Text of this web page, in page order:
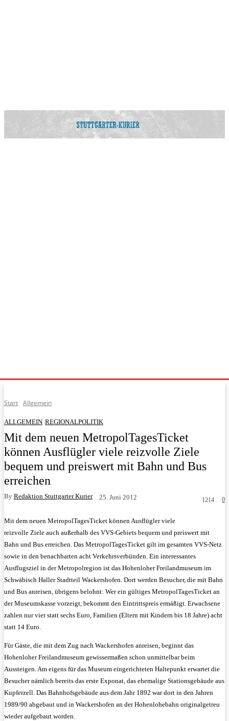
Start Allgemein
ALLGEMEIN REGIONALPOLITIK
Mit dem neuen MetropolTagesTicket
können Ausflügler viele reizvolle Ziele
bequem und preiswert mit Bahn und Bus
erreichen
By Redaktion Stuttgarter Kurier 25. Juni 2012 0
1214
Mit dem neuen MetropolTagesTicket können Ausflügler viele
reizvolle Ziele auch außerhalb des VVS-Gebiets bequem und preiswert mit
Bahn und Bus erreichen. Das MetropolTagesTicket gilt im gesamten VVS-Netz
sowie in den benachbarten acht Verkehrsverbünden. Ein interessantes
Ausflugsziel in der Metropolregion ist das Hohenloher Freilandmuseum im
Schwäbisch Haller Stadtteil Wackershofen. Dort werden Besucher, die mit Bahn
und Bus anreisen, übrigens belohnt: Wer ein gültiges MetropolTagesTicket an
der Museumskasse vorzeigt, bekommt den Eintrittspreis ermäßigt. Erwachsene
zahlen nur vier statt sechs Euro, Familien (Eltern mit Kindern bis 18 Jahre) acht
statt 14 Euro.
Für Gäste, die mit dem Zug nach Wackershofen anreisen, beginnt das
Hohenloher Freilandmuseum gewissermaßen schon unmittelbar beim
Aussteigen. Am eigens für das Museum eingerichteten Haltepunkt erwartet die
Besucher nämlich bereits das erste Exponat, das ehemalige Stationsgebäude aus
Kupferzell. Das Bahnhofsgebäude aus dem Jahr 1892 war dort in den Jahren
1989/90 abgebaut und in Wackershofen an der Hohenlohebahn originalgetreu
wieder aufgebaut worden.